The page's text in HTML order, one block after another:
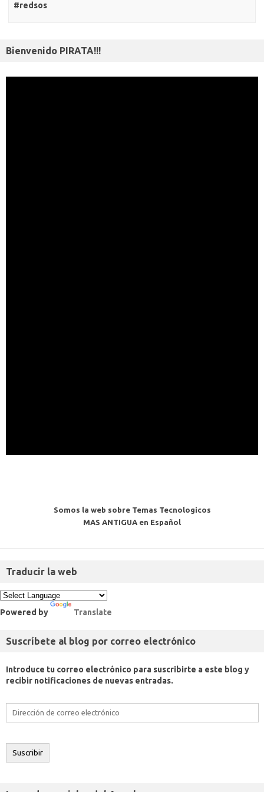
#redsos
Bienvenido PIRATA!!!
Somos la web sobre Temas Tecnologicos
MAS ANTIGUA en Español
Traducir la web
Powered by Translate
Suscríbete al blog por correo electrónico
Introduce tu correo electrónico para suscribirte a este blog y
recibir notificaciones de nuevas entradas.
Dirección
electrónico
Suscribir